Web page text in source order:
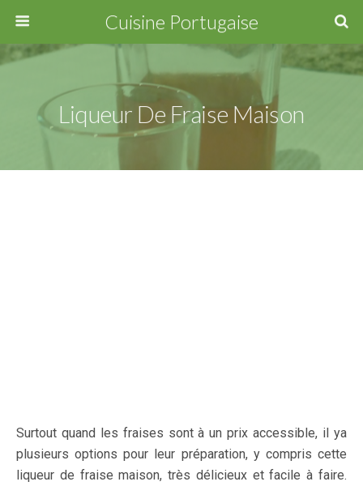
Cuisine Portugaise
Liqueur De Fraise Maison
Surtout quand les fraises sont à un prix accessible, il ya
plusieurs options pour leur préparation, y compris cette
liqueur de fraise maison, très délicieux et facile à faire.